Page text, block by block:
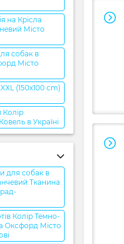
на Крісла
Місто
собак в
Місто
(150x100 cm)
Колір
в Україні
для собак в
Тканина
Колір Темно-
Оксфорд Місто